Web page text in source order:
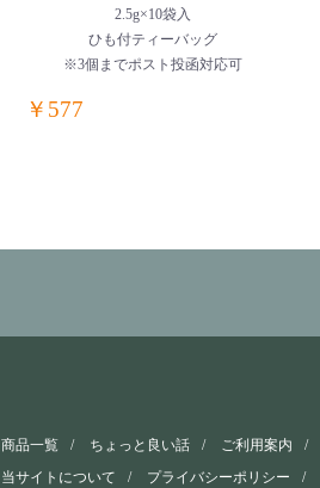
2.5g×10袋入
ひも付ティーバッグ
※3個までポスト投函対応可
￥577
商品一覧 ちょっと良い話 ご利用案内
当サイトについて
プライバシーポリシー